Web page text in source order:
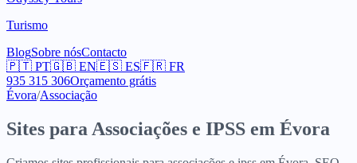
Turismo
BlogSobre nósContacto
🇵🇹 PT🇬🇧 EN🇪🇸 ES🇫🇷 FR
935 315 306Orçamento grátis
Évora/Associação
Sites para Associações e IPSS em Évora